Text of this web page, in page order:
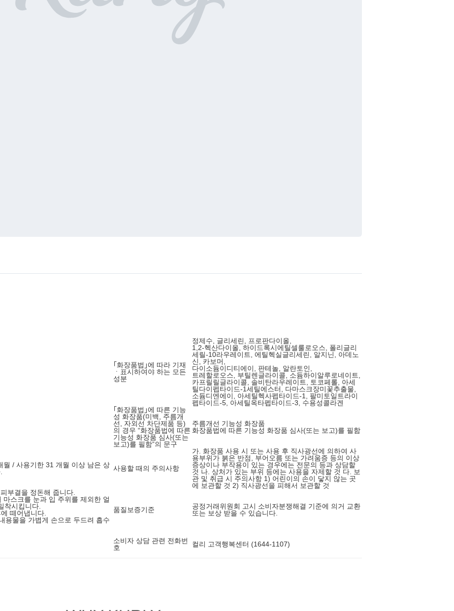
｢화장품법｣에 따라 기재
ㆍ표시하여야 하는 모든
성분
정제수, 글리세린, 프로판다이올,
1,2-헥산다이올, 하이드록시에틸셀룰로오스, 폴리글리
세릴-10라우레이트, 에틸헥실글리세린, 알지닌, 아데노
신, 카보머,
다이소듐이디티에이, 판테놀, 알란토인,
트레할로오스, 부틸렌글라이콜, 소듐하이알루로네이트,
카프릴릴글라이콜, 솔비탄라우레이트, 토코페롤, 아세
틸다이펩타이드-1세틸에스터, 다마스크장미꽃추출물,
소듐디엔에이, 아세틸헥사펩타이드-1, 팔미토일트라이
펩타이드-5, 아세틸옥타펩타이드-3, 수용성콜라겐
｢화장품법｣에 따른 기능
성 화장품(미백, 주름개
선, 자외선 차단제품 등)
의 경우 “화장품법에 따른
기능성 화장품 심사(또는
보고)를 필함”의 문구
주름개선 기능성 화장품
화장품법에 따른 기능성 화장품 심사(또는 보고)를 필함
월 / 사용기한 31 개월 이상 남은 상 사용할 때의 주의사항
가. 화장품 사용 시 또는 사용 후 직사광선에 의하여 사
용부위가 붉은 반점, 부어오름 또는 가려움증 등의 이상
증상이나 부작용이 있는 경우에는 전문의 등과 상담할
것 나. 상처가 있는 부위 등에는 사용을 자제할 것 다. 보
관 및 취급 시 주의사항 1) 어린이의 손이 닿지 않는 곳
에 보관할 것 2) 직사광선을 피해서 보관할 것
부결을 정돈해 줍니다.
마스크를 눈과 입 주위를 제외한 얼
착시킵니다.
떼어냅니다.
용물을 가볍게 손으로 두드려 흡수
품질보증기준
공정거래위원회 고시 소비자분쟁해결 기준에 의거 교환
또는 보상 받을 수 있습니다.
소비자 상담 관련 전화번
호
컬리 고객행복센터 (1644-1107)